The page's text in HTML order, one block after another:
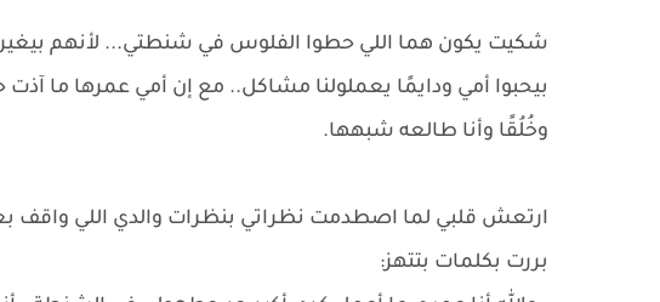
شكيت يكون هما اللي حطوا الفلوس في شنطتي... لأنهم
بيحبوا أمي ودايمًا يعملولنا مشاكل.. مع إن أمي عمرها ما
وخُلُقًا وأنا طالعه شبهها.
ارتعش قلبي لما اصطدمت نظراتي بنظرات والدي اللي واقف
بررت بكلمات بتتهز: